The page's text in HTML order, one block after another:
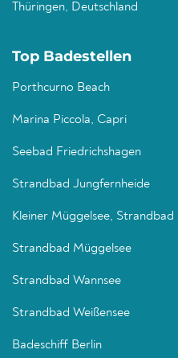
Thüringen, Deutschland
Top Badestellen
Porthcurno Beach
Marina Piccola, Capri
Seebad Friedrichshagen
Strandbad Jungfernheide
Kleiner Müggelsee, Strandbad
Strandbad Müggelsee
Strandbad Wannsee
Strandbad Weißensee
Badeschiff Berlin